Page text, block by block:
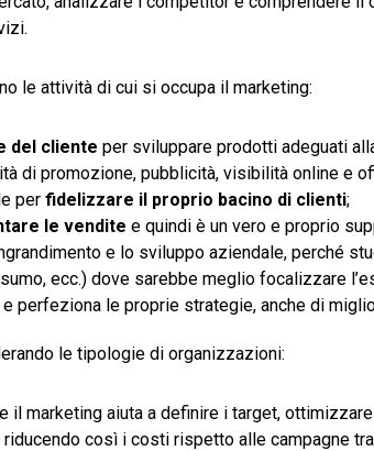
le attività di cui si occupa il marketing:
del cliente per sviluppare prodotti adeguati
di promozione, pubblicità, visibilità online e
per fidelizzare il proprio bacino di clienti;
le vendite e quindi è un vero e proprio
e lo sviluppo aziendale, perché
ecc.) dove sarebbe meglio focalizzare
perfeziona le proprie strategie, anche di
le tipologie di organizzazioni:
il marketing aiuta a definire i target,
così i costi rispetto alle campagne